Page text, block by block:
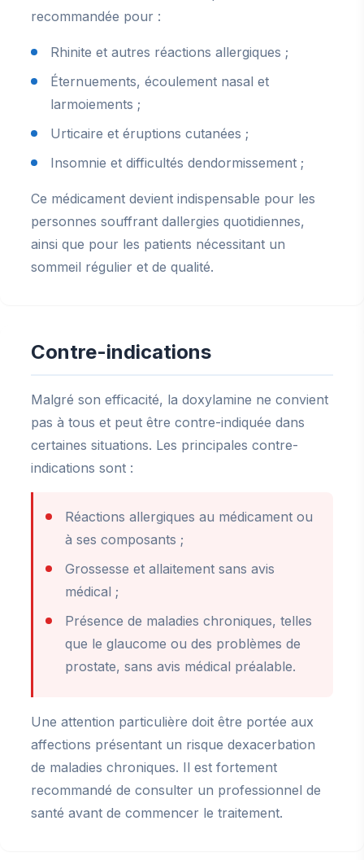
recommandée pour :
Rhinite et autres réactions allergiques ;
Éternuements, écoulement nasal et
larmoiements ;
Urticaire et éruptions cutanées ;
Insomnie et difficultés dendormissement ;
Ce médicament devient indispensable pour les
personnes souffrant dallergies quotidiennes,
ainsi que pour les patients nécessitant un
sommeil régulier et de qualité.
Contre-indications
Malgré son efficacité, la doxylamine ne convient
pas à tous et peut être contre-indiquée dans
certaines situations. Les principales contre-
indications sont :
Réactions allergiques au médicament ou
à ses composants ;
Grossesse et allaitement sans avis
médical ;
Présence de maladies chroniques, telles
que le glaucome ou des problèmes de
prostate, sans avis médical préalable.
Une attention particulière doit être portée aux
affections présentant un risque dexacerbation
de maladies chroniques. Il est fortement
recommandé de consulter un professionnel de
santé avant de commencer le traitement.